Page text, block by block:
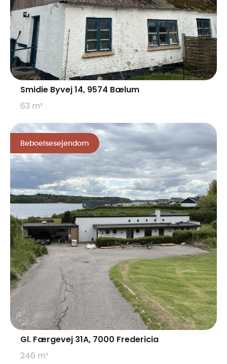
Smidie Byvej 14, 9574 Bælum
63 m²
Beboelsesejendom
Gl. Færgevej 31A, 7000 Fredericia
246 m²